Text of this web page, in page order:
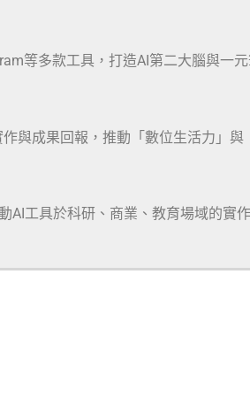
等多款工具，打造AI第二大腦與一
與成果回報，推動「數位生活力」與
AI工具於科研、商業、教育場域的實